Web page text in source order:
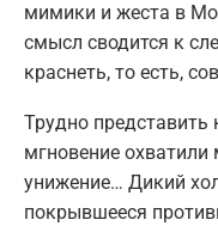
мимики и жеста в
смысл сводится к
краснеть, то есть,
Трудно представить
мгновение охватили
унижение… Дикий
покрывшееся